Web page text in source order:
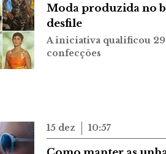
Moda produzida no
desfile
A iniciativa qualificou 29
confecções
15 dez 10:57